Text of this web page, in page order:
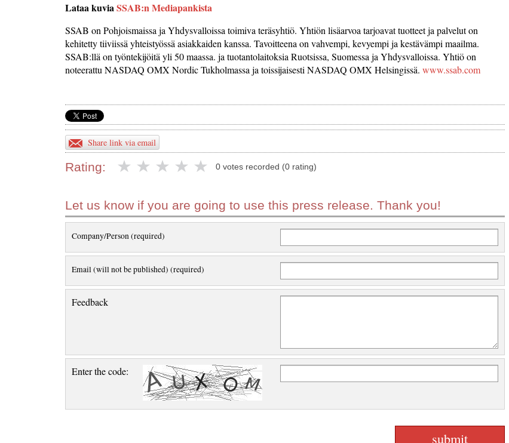
Lataa kuviaSSAB:n Mediapankista
SSAB on Pohjoismaissa ja Yhdysvalloissa toimiva teräsyhtiö. Yhtiön lisäarvoa tarjoavat tuotteet ja palvelut on
kehitetty tiiviissä yhteistyössä asiakkaiden kanssa. Tavoitteena on vahvempi, kevyempi ja kestävämpi maailma.
SSAB:llä on työntekijöitä yli 50 maassa. ja tuotantolaitoksia Ruotsissa, Suomessa ja Yhdysvalloissa. Yhtiö on
noteerattu NASDAQ OMX Nordic Tukholmassa ja toissijaisesti NASDAQ OMX Helsingissä.www.ssab.com
Share link via email
Rating: 0 votes recorded (0 rating)
Let us know if you are going to use this press release. Thank you!
Company/Person (required)
Email (will not be published) (required)
Feedback
Enter the code: